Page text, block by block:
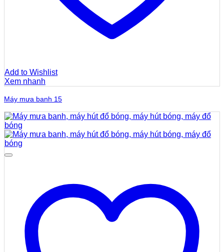
Add to Wishlist
Xem nhanh
Máy mưa banh 15